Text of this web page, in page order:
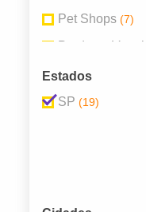
Pet Shops (7)
Produtos
Serviços para
Veterinários
Estados
SP (19)